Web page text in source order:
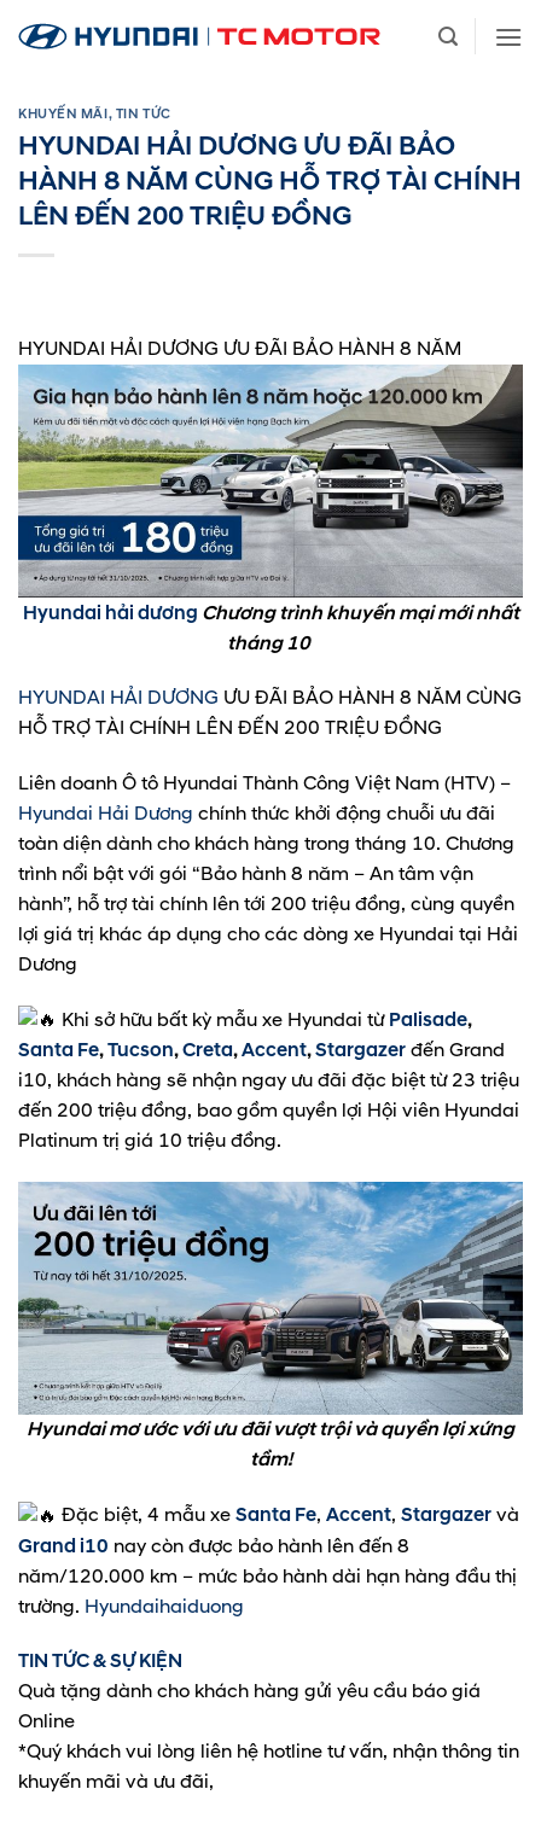
qua
dung
KHUYẾN MÃI, TIN TỨC
HYUNDAI HẢI DƯƠNG ƯU ĐÃI BẢO
HÀNH 8 NĂM CÙNG HỖ TRỢ TÀI CHÍNH
LÊN ĐẾN 200 TRIỆU ĐỒNG
HYUNDAI HẢI DƯƠNG ƯU ĐÃI BẢO HÀNH 8 NĂM
Hyundai hải dương Chương trình khuyến mại mới nhất
tháng 10
HYUNDAI HẢI DƯƠNG ƯU ĐÃI BẢO HÀNH 8 NĂM CÙNG
HỖ TRỢ TÀI CHÍNH LÊN ĐẾN 200 TRIỆU ĐỒNG
Liên doanh Ô tô Hyundai Thành Công Việt Nam (HTV) –
Hyundai Hải Dương chính thức khởi động chuỗi ưu đãi
toàn diện dành cho khách hàng trong tháng 10. Chương
trình nổi bật với gói “Bảo hành 8 năm – An tâm vận
hành”, hỗ trợ tài chính lên tới 200 triệu đồng, cùng quyền
lợi giá trị khác áp dụng cho các dòng xe Hyundai tại Hải
Dương
Khi sở hữu bất kỳ mẫu xe Hyundai từ Palisade,
Santa Fe,Tucson,Creta,Accent,Stargazer đến Grand
i10, khách hàng sẽ nhận ngay ưu đãi đặc biệt từ 23 triệu
đến 200 triệu đồng, bao gồm quyền lợi Hội viên Hyundai
Platinum trị giá 10 triệu đồng.
Hyundai mơ ước với ưu đãi vượt trội và quyền lợi xứng
tầm!
Đặc biệt, 4 mẫu xe Santa Fe, Accent, Stargazer và
Grand i10 nay còn được bảo hành lên đến 8
năm/120.000 km – mức bảo hành dài hạn hàng đầu thị
trường. Hyundaihaiduong
TIN TỨC & SỰ KIỆN
Quà tặng dành cho khách hàng gửi yêu cầu báo giá
Online
*Quý khách vui lòng liên hệ hotline tư vấn, nhận thông tin
khuyến mãi và ưu đãi,